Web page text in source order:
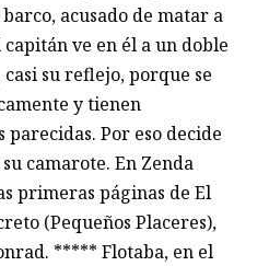
acusado de matar a
ve en él a un doble
casi su reflejo, porque se
y tienen
parecidas. Por eso decide
camarote. En Zenda
primeras páginas de El
(Pequeños Placeres),
***** Flotaba, en el